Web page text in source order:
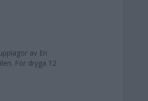
av En
För dryga 12